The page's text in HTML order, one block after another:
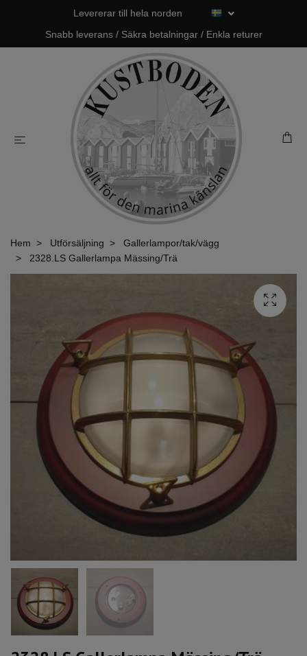
Levererar till hela norden
Snabb leverans / Säkra betalningar / Enkla returer
Hem Utförsäljning
Gallerlampor/tak/vägg
2328.LS Gallerlampa Mässing/Trä